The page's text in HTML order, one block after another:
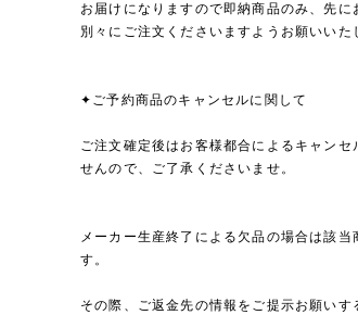
お届けになりますので即納商品のみ、先に
別々にご注文くださいますようお願いいた
✦ご予約商品のキャンセルに関して
ご注文確定後はお客様都合によるキャンセ
せんので、ご了承くださいませ。
メーカー生産終了による欠品の場合は該当
す。
その際、ご返金先の情報をご提示お願いす